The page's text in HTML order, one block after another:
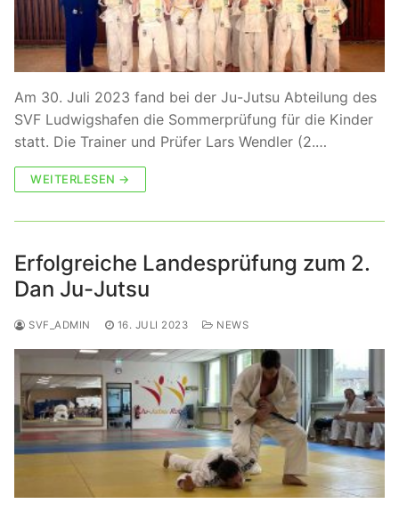
Am 30. Juli 2023 fand bei der Ju-Jutsu Abteilung des
SVF Ludwigshafen die Sommerprüfung für die Kinder
statt. Die Trainer und Prüfer Lars Wendler (2.…
WEITERLESEN →
Erfolgreiche Landesprüfung zum 2.
Dan Ju-Jutsu
SVF_ADMIN 16. JULI 2023 NEWS